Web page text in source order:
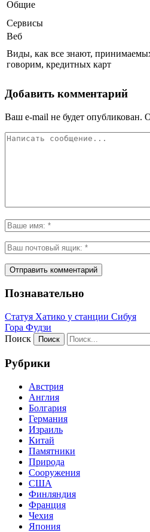
Общие
Сервисы
Веб
Виды, как все знают,
говорим, кредитных карт
Добавить комментарий
Ваш e-mail не будет опубликован.
Познавательно
Статуя Хатико у станции Сибуя
Гора Фудзи
Поиск
Рубрики
Австрия
Англия
Болгария
Германия
Израиль
Китай
Памятники
Природа
Сооружения
США
Финляндия
Франция
Чехия
Япония